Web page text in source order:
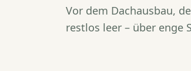
Vor dem Dachausbau,
restlos leer – über enge